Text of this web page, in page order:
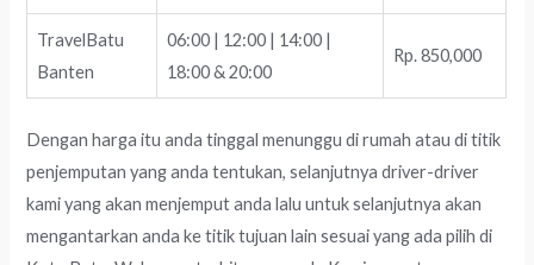
TravelBatu
Banten
06:00 | 12:00 | 14:00 |
18:00 & 20:00
Rp. 850,000
Dengan harga itu anda tinggal menunggu di rumah atau di titik
penjemputan yang anda tentukan, selanjutnya driver-driver
kami yang akan menjemput anda lalu untuk selanjutnya akan
mengantarkan anda ke titik tujuan lain sesuai yang ada pilih di